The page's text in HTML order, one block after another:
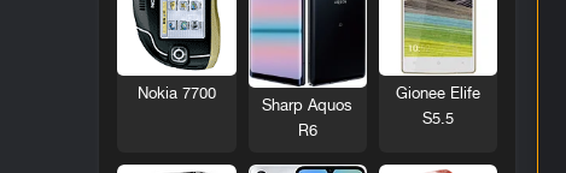
Gionee Elife
S5.5
Sharp Aquos
R6
Nokia 7700